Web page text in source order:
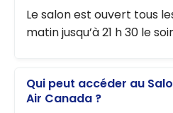
Le salon est ouvert tous
matin jusqu’à 21 h 30 le
Qui peut accéder au
Air Canada ?